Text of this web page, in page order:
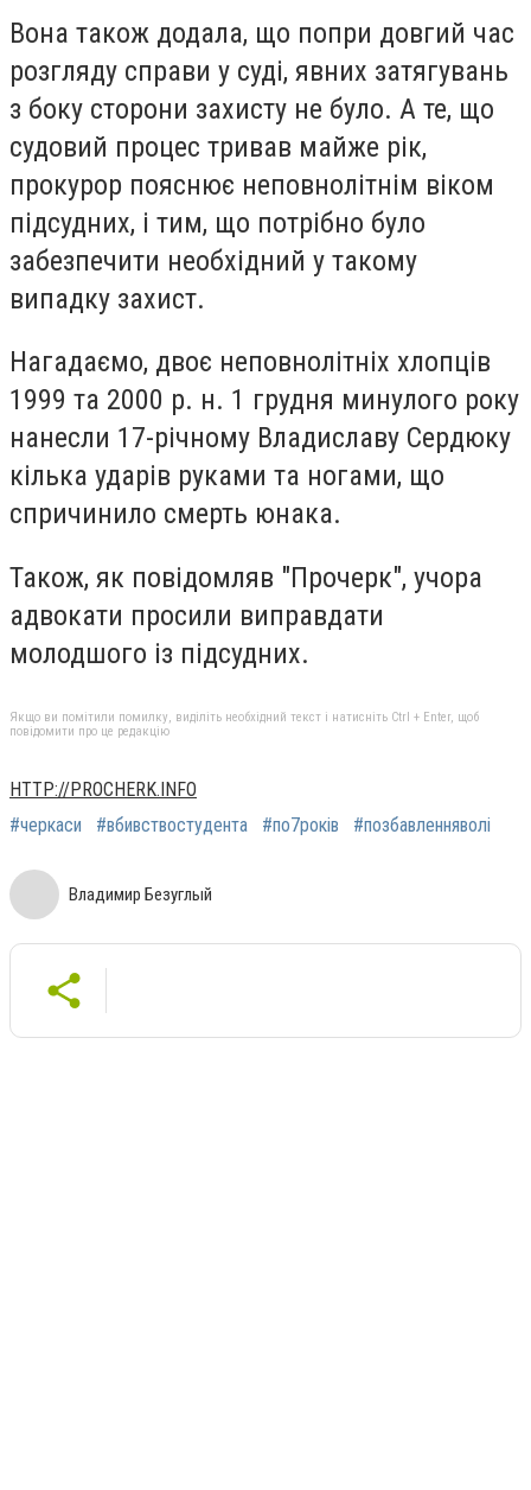
Вона також додала, що попри довгий час
розгляду справи у суді, явних затягувань
з боку сторони захисту не було. А те, що
судовий процес тривав майже рік,
прокурор пояснює неповнолітнім віком
підсудних, і тим, що потрібно було
забезпечити необхідний у такому
випадку захист.
Нагадаємо, двоє неповнолітніх хлопців
1999 та 2000 р. н. 1 грудня минулого року
нанесли 17-річному Владиславу Сердюку
кілька ударів руками та ногами, що
спричинило смерть юнака.
Також, як повідомляв "Прочерк", учора
адвокати просили виправдати
молодшого із підсудних.
Якщо ви помітили помилку, виділіть необхідний текст і натисніть Ctrl + Enter, щоб
повідомити про це редакцію
HTTP://PROCHERK.INFO
#черкаси
#вбивствостудента #по7років #позбавленняволі
Владимир Безуглый